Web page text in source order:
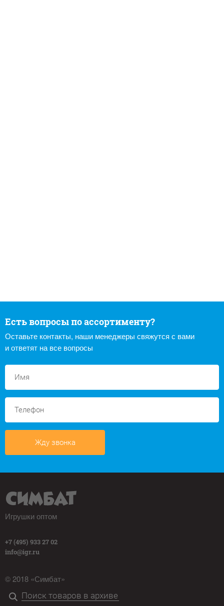
Есть вопросы по ассортименту?
Оставьте контакты, наши менеджеры свяжутся с вами
и ответят на все вопросы
Жду звонка
Игрушки оптом
+7 (495) 933 27 02
info@igr.ru
© 2018 «Симбат»